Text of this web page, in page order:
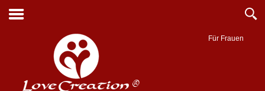
Für Frauen
Suche